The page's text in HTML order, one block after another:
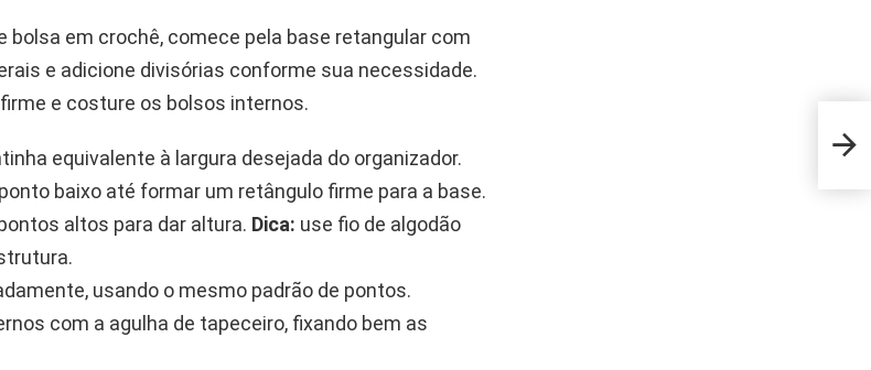
bolsa em crochê, comece pela base retangular com
e adicione divisórias conforme sua necessidade.
e costure os bolsos internos.
equivalente à largura desejada do organizador.
baixo até formar um retângulo firme para a base.
altos para dar altura. Dica: use fio de algodão
usando o mesmo padrão de pontos.
com a agulha de tapeceiro, fixando bem as
que